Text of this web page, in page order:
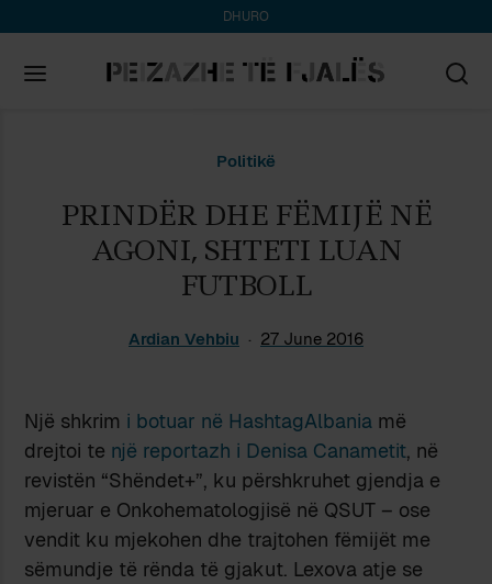
DHURO
Politikë
PRINDËR DHE FËMIJË NË
AGONI, SHTETI LUAN
FUTBOLL
Ardian Vehbiu 27 June 2016
Një shkrim i botuar në HashtagAlbania më
drejtoi te një reportazh i Denisa Canametit, në
revistën “Shëndet+”, ku përshkruhet gjendja e
mjeruar e Onkohematologjisë në QSUT – ose
vendit ku mjekohen dhe trajtohen fëmijët me
sëmundje të rënda të gjakut. Lexova atje se